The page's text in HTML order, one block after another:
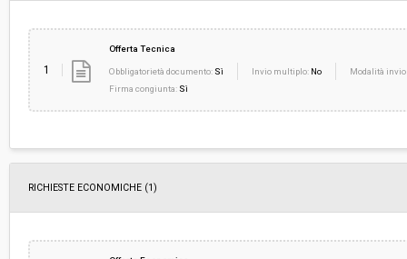
1
Offerta Tecnica
Obbligatorietà documento: Sì Invio multiplo: No
Modalità
Firma congiunta: Sì
RICHIESTE ECONOMICHE (1)